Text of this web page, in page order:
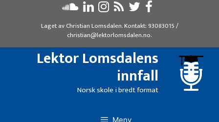
Laget avChristian Lomsdalen. Kontakt: 93083015/
christian@lektorlomsdalen.no.
Lektor Lomsdalens
innfall
Norsk skole i bredt format
Meny